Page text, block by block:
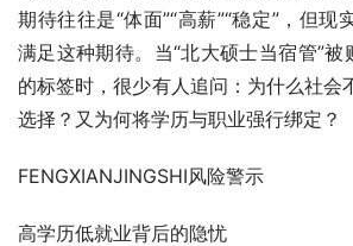
期待往往是“体面”“高薪”“稳定”，但现
满足这种期待。当“北大硕士当宿管”被
的标签时，很少有人追问：为什么社会
选择？又为何将学历与职业强行绑定？
FENGXIANJINGSHI风险警示
高学历低就业背后的隐忧